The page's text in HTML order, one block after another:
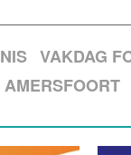
VAKDAG